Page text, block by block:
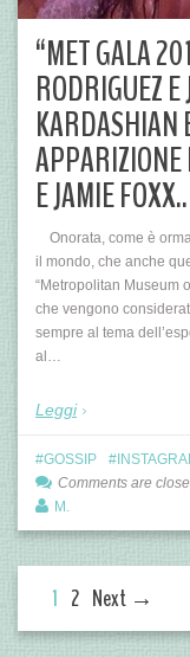
“MET GALA
RODRIGUEZ
KARDASHIAN
APPARIZIONE
E JAMIE FOXX..
Onorata, come è
il mondo, che anche
“Metropolitan Museum
che vengono
sempre al tema
al…
Leggi
GOSSIP
Comments are
M.
1 2 Next →